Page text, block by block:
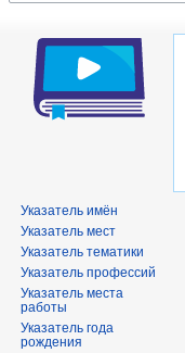
Указатель имён
Указатель мест
Указатель тематики
Указатель профессий
Указатель места
работы
Указатель года
рождения